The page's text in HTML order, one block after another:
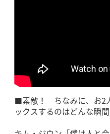
■素敵！ ちなみに、お2
ックスするのはどんな瞬